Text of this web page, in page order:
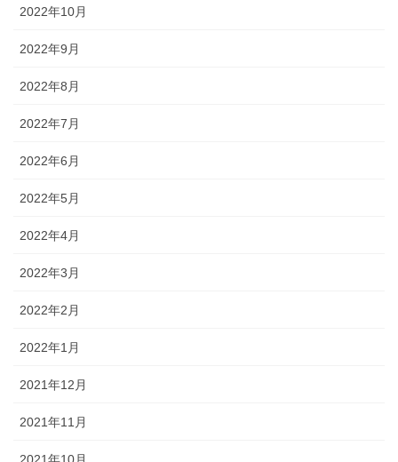
2022年10月
2022年9月
2022年8月
2022年7月
2022年6月
2022年5月
2022年4月
2022年3月
2022年2月
2022年1月
2021年12月
2021年11月
2021年10月